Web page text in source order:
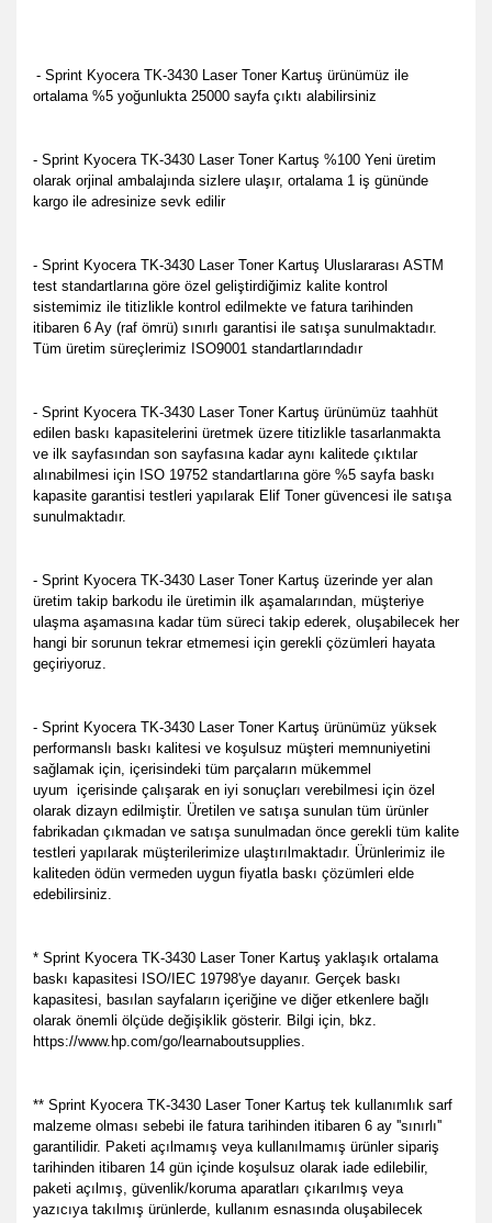
- Sprint Kyocera TK-3430 Laser Toner Kartuş ürünümüz ile
ortalama %5 yoğunlukta 25000 sayfa çıktı alabilirsiniz
- Sprint Kyocera TK-3430 Laser Toner Kartuş %100 Yeni üretim
olarak orjinal ambalajında sizlere ulaşır, ortalama 1 iş gününde
kargo ile adresinize sevk edilir
- Sprint Kyocera TK-3430 Laser Toner Kartuş Uluslararası ASTM
test standartlarına göre özel geliştirdiğimiz kalite kontrol
sistemimiz ile titizlikle kontrol edilmekte ve fatura tarihinden
itibaren 6 Ay (raf ömrü) sınırlı garantisi ile satışa sunulmaktadır.
Tüm üretim süreçlerimiz ISO9001 standartlarındadır
- Sprint Kyocera TK-3430 Laser Toner Kartuş ürünümüz taahhüt
edilen baskı kapasitelerini üretmek üzere titizlikle tasarlanmakta
ve ilk sayfasından son sayfasına kadar aynı kalitede çıktılar
alınabilmesi için ISO 19752 standartlarına göre %5 sayfa baskı
kapasite garantisi testleri yapılarak Elif Toner güvencesi ile satışa
sunulmaktadır.
- Sprint Kyocera TK-3430 Laser Toner Kartuş üzerinde yer alan
üretim takip barkodu ile üretimin ilk aşamalarından, müşteriye
ulaşma aşamasına kadar tüm süreci takip ederek, oluşabilecek her
hangi bir sorunun tekrar etmemesi için gerekli çözümleri hayata
geçiriyoruz.
- Sprint Kyocera TK-3430 Laser Toner Kartuş ürünümüz yüksek
performanslı baskı kalitesi ve koşulsuz müşteri memnuniyetini
sağlamak için, içerisindeki tüm parçaların mükemmel
uyum içerisinde çalışarak en iyi sonuçları verebilmesi için özel
olarak dizayn edilmiştir. Üretilen ve satışa sunulan tüm ürünler
fabrikadan çıkmadan ve satışa sunulmadan önce gerekli tüm kalite
testleri yapılarak müşterilerimize ulaştırılmaktadır. Ürünlerimiz ile
kaliteden ödün vermeden uygun fiyatla baskı çözümleri elde
edebilirsiniz.
* Sprint Kyocera TK-3430 Laser Toner Kartuş yaklaşık ortalama
baskı kapasitesi ISO/IEC 19798'ye dayanır. Gerçek baskı
kapasitesi, basılan sayfaların içeriğine ve diğer etkenlere bağlı
olarak önemli ölçüde değişiklik gösterir. Bilgi için, bkz.
https://www.hp.com/go/learnaboutsupplies.
** Sprint Kyocera TK-3430 Laser Toner Kartuş tek kullanımlık sarf
malzeme olması sebebi ile fatura tarihinden itibaren 6 ay ''sınırlı''
garantilidir. Paketi açılmamış veya kullanılmamış ürünler sipariş
tarihinden itibaren 14 gün içinde koşulsuz olarak iade edilebilir,
paketi açılmış, güvenlik/koruma aparatları çıkarılmış veya
yazıcıya takılmış ürünlerde, kullanım esnasında oluşabilecek